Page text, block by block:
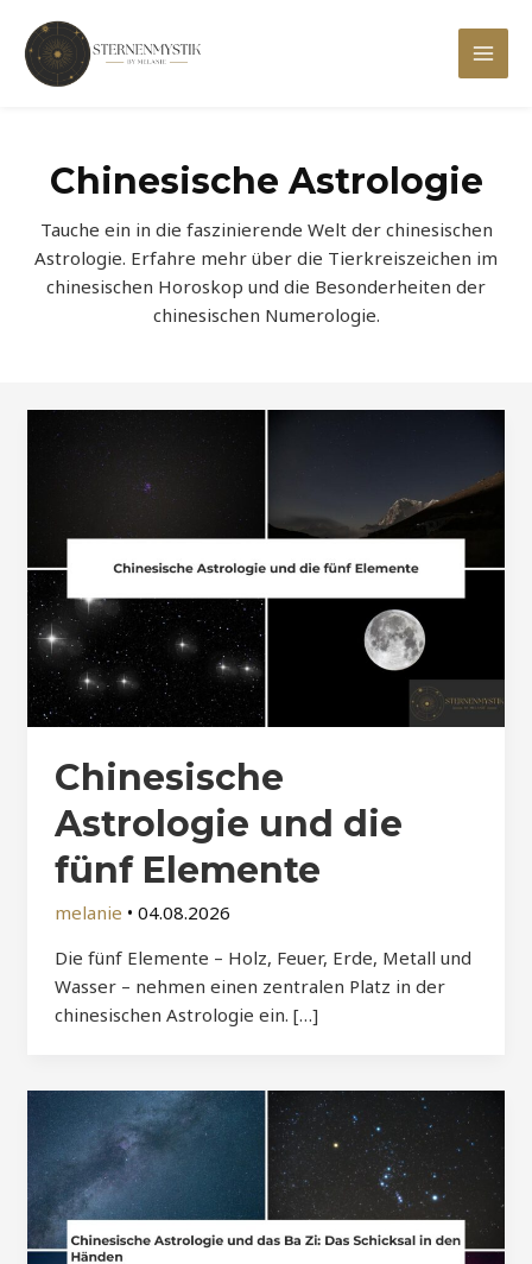
Inhalt
springen
Main
Chinesische Astrologie
Tauche ein in die faszinierende Welt der chinesischen
Astrologie. Erfahre mehr über die Tierkreiszeichen im
chinesischen Horoskop und die Besonderheiten der
chinesischen Numerologie.
Chinesische
Astrologie und die
fünf Elemente
melanie • 04.08.2026
Die fünf Elemente – Holz, Feuer, Erde, Metall und
Wasser – nehmen einen zentralen Platz in der
chinesischen Astrologie ein. […]